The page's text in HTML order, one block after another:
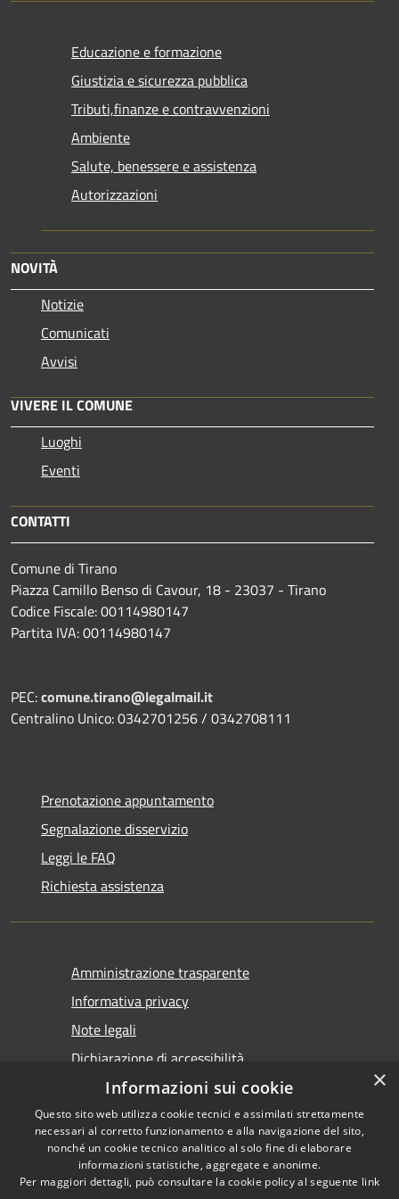
Educazione e formazione
Giustizia e sicurezza pubblica
Tributi,finanze e contravvenzioni
Ambiente
Salute, benessere e assistenza
Autorizzazioni
NOVITÀ
Notizie
Comunicati
Avvisi
VIVERE IL COMUNE
Luoghi
Eventi
CONTATTI
Comune di Tirano
Piazza Camillo Benso di Cavour, 18 - 23037 - Tirano
Codice Fiscale: 00114980147
Partita IVA: 00114980147
PEC:comune.tirano@legalmail.it
Centralino Unico: 0342701256 / 0342708111
Prenotazione appuntamento
Segnalazione disservizio
Leggi le FAQ
Richiesta assistenza
Amministrazione trasparente
Informativa privacy
Note legali
Dichiarazione di accessibilità
Accessibilità
Copyright © 2026 • Comune di
Tirano • Powered by
×
Informazioni sui cookie
Questo sito web utilizza cookie tecnici e assimilati strettamente
necessari al corretto funzionamento e alla navigazione del sito,
nonché un cookie tecnico analitico al solo fine di elaborare
informazioni statistiche, aggregate e anonime.
Per maggiori dettagli, può consultare la cookie policy al seguente link